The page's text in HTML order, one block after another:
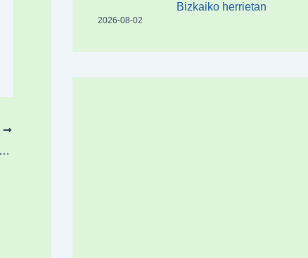
Bizkaiko herrietan
2026-08-02